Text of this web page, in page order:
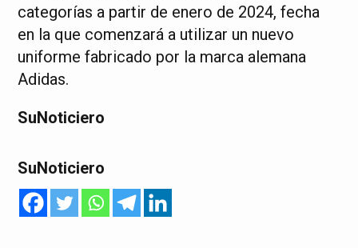
categorías a partir de enero de 2024, fecha
en la que comenzará a utilizar un nuevo
uniforme fabricado por la marca alemana
Adidas.
SuNoticiero
SuNoticiero